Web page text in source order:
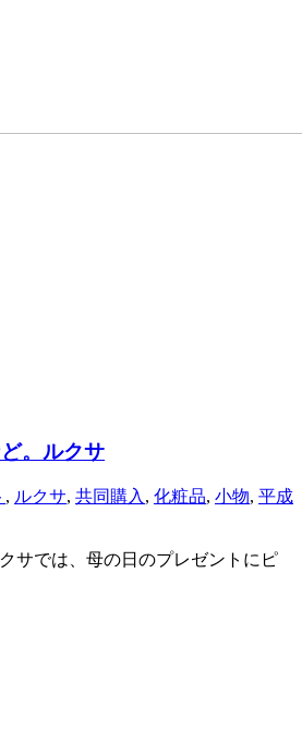
。ルクサ
, ルクサ, 共同購入 , 化粧品, 小物, 平成
サでは、母の日のプレゼントにピ